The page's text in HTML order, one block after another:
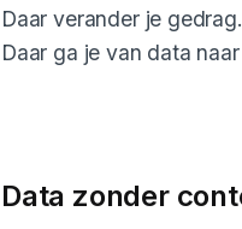
Daar verander je gedrag.
Daar ga je van data
Data zonder